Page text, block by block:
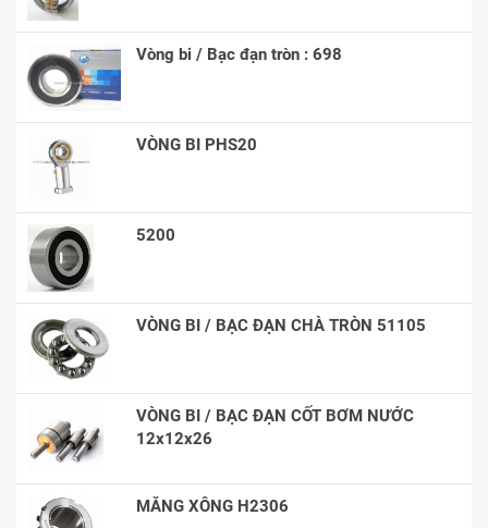
Vòng bi / Bạc đạn tròn : 698
VÒNG BI PHS20
5200
VÒNG BI / BẠC ĐẠN CHÀ TRÒN 51105
VÒNG BI / BẠC ĐẠN CỐT BƠM NƯỚC
12x12x26
MĂNG XÔNG H2306